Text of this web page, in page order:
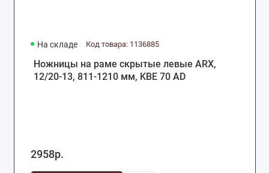
На складе Код товара: 1136885
Ножницы на раме скрытые левые ARX,
12/20-13, 811-1210 мм, KBE 70 AD
2958р.